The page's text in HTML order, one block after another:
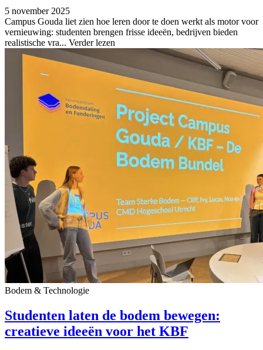
5 november 2025
Campus Gouda liet zien hoe leren door te doen werkt als motor voor
vernieuwing: studenten brengen frisse ideeën, bedrijven bieden
realistische vra... Verder lezen
Bodem & Technologie
Studenten laten de bodem bewegen:
creatieve ideeën voor het KBF